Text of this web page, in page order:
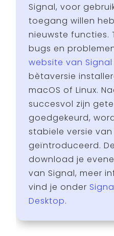
Signal, voor
toegang willen
nieuwste functies.
bugs en
website van Signal
bètaversie
macOS of Linux.
succesvol zijn
goedgekeurd,
stabiele versie
geïntroduceerd.
download je
van Signal, meer
vind je onder
Desktop.